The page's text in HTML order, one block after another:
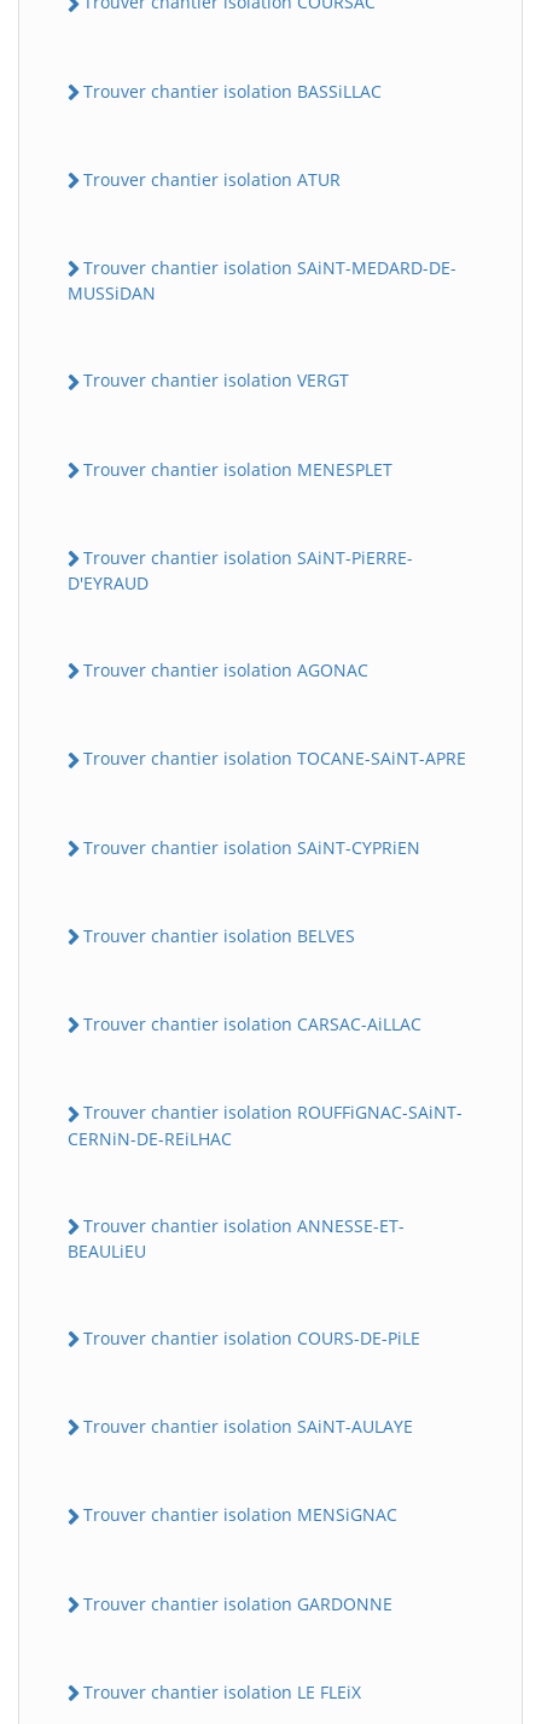
Trouver chantier isolation BASSiLLAC
Trouver chantier isolation ATUR
Trouver chantier isolation SAiNT-MEDARD-DE-
MUSSiDAN
Trouver chantier isolation VERGT
Trouver chantier isolation MENESPLET
Trouver chantier isolation SAiNT-PiERRE-
D'EYRAUD
Trouver chantier isolation AGONAC
Trouver chantier isolation TOCANE-SAiNT-APRE
Trouver chantier isolation SAiNT-CYPRiEN
Trouver chantier isolation BELVES
Trouver chantier isolation CARSAC-AiLLAC
Trouver chantier isolation ROUFFiGNAC-SAiNT-
CERNiN-DE-REiLHAC
Trouver chantier isolation ANNESSE-ET-
BEAULiEU
Trouver chantier isolation COURS-DE-PiLE
Trouver chantier isolation SAiNT-AULAYE
Trouver chantier isolation MENSiGNAC
Trouver chantier isolation GARDONNE
Trouver chantier isolation LE FLEiX